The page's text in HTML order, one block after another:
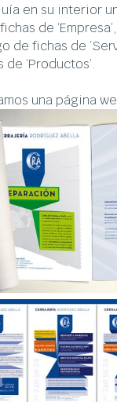
en su interior
de ‘Empresa’,
de fichas de
‘Productos’.
una página